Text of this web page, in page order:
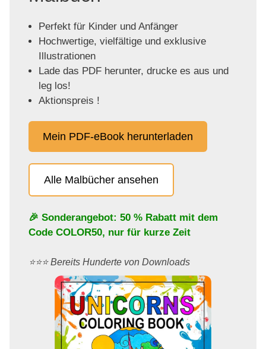
Perfekt für Kinder und Anfänger
Hochwertige, vielfältige und exklusive
Illustrationen
Lade das PDF herunter, drucke es aus und
leg los!
Aktionspreis !
Mein PDF-eBook herunterladen
Alle Malbücher ansehen
🎉 Sonderangebot: 50 % Rabatt mit dem
Code COLOR50, nur für kurze Zeit
⭐️⭐️⭐️ Bereits Hunderte von Downloads